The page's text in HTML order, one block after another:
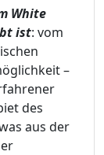
White
ist: vom
–
des
aus der